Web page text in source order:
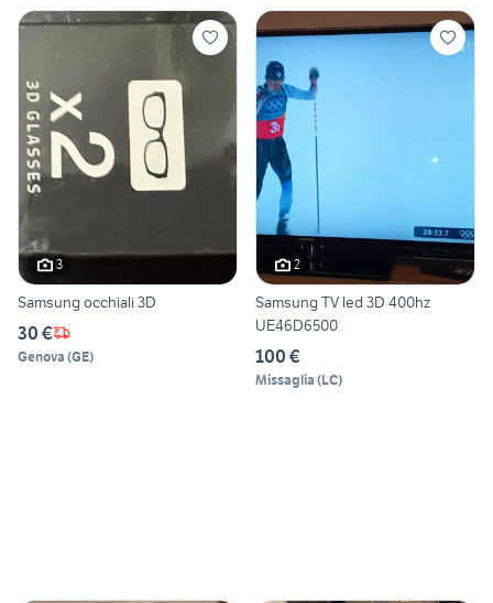
3
Samsung occhiali 3D
30 €
Genova (GE)
2
Samsung TV led 3D 400hz
UE46D6500
100 €
Missaglia (LC)